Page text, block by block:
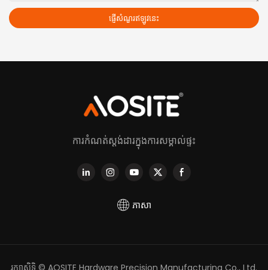
ផ្ញើសំណួរឥឡូវនេះ
ការកំណត់ស្តង់ដារក្នុងការសម្គាល់ផ្ទះ
ភាសា